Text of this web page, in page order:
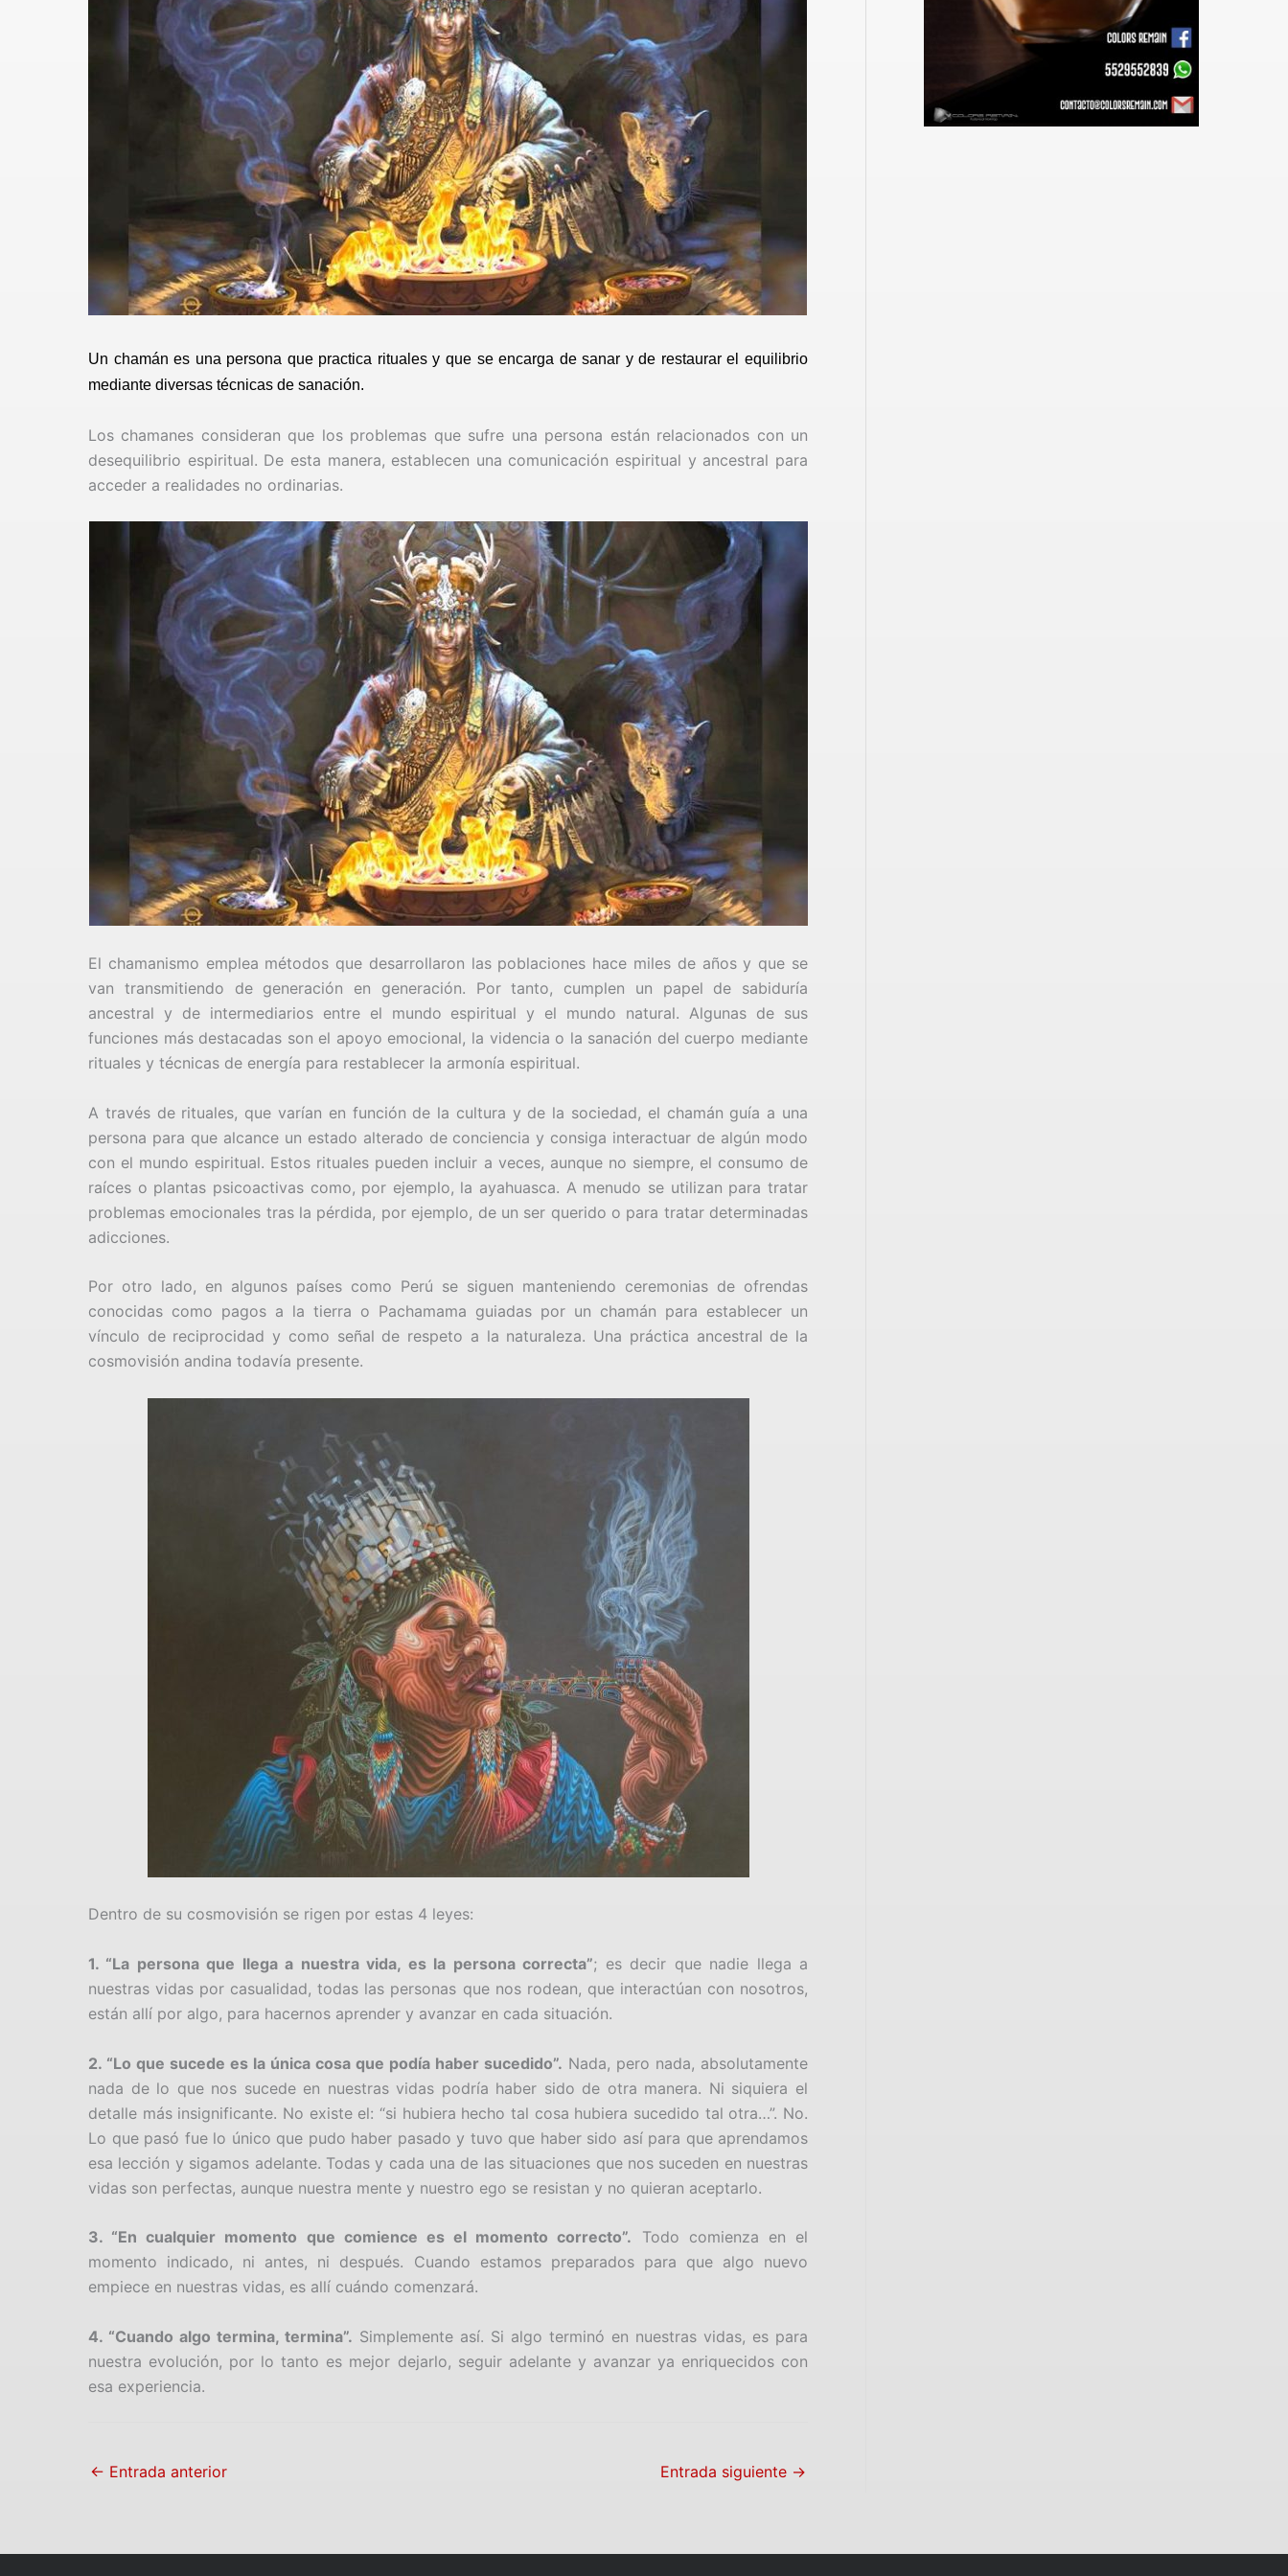
Un chamán es una persona que practica rituales y que se encarga de sanar y de restaurar el equilibrio
mediante diversas técnicas de sanación.
Los chamanes consideran que los problemas que sufre una persona están relacionados con un
desequilibrio espiritual. De esta manera, establecen una comunicación espiritual y ancestral para
acceder a realidades no ordinarias.
El chamanismo emplea métodos que desarrollaron las poblaciones hace miles de años y que se
van transmitiendo de generación en generación. Por tanto, cumplen un papel de sabiduría
ancestral y de intermediarios entre el mundo espiritual y el mundo natural. Algunas de sus
funciones más destacadas son el apoyo emocional, la videncia o la sanación del cuerpo mediante
rituales y técnicas de energía para restablecer la armonía espiritual.
A través de rituales, que varían en función de la cultura y de la sociedad, el chamán guía a una
persona para que alcance un estado alterado de conciencia y consiga interactuar de algún modo
con el mundo espiritual. Estos rituales pueden incluir a veces, aunque no siempre, el consumo de
raíces o plantas psicoactivas como, por ejemplo, la ayahuasca. A menudo se utilizan para tratar
problemas emocionales tras la pérdida, por ejemplo, de un ser querido o para tratar determinadas
adicciones.
Por otro lado, en algunos países como Perú se siguen manteniendo ceremonias de ofrendas
conocidas como pagos a la tierra o Pachamama guiadas por un chamán para establecer un
vínculo de reciprocidad y como señal de respeto a la naturaleza. Una práctica ancestral de la
cosmovisión andina todavía presente.
Dentro de su cosmovisión se rigen por estas 4 leyes:
1. “La persona que llega a nuestra vida, es la persona correcta”; es decir que nadie llega a
nuestras vidas por casualidad, todas las personas que nos rodean, que interactúan con nosotros,
están allí por algo, para hacernos aprender y avanzar en cada situación.
2. “Lo que sucede es la única cosa que podía haber sucedido”. Nada, pero nada, absolutamente
nada de lo que nos sucede en nuestras vidas podría haber sido de otra manera. Ni siquiera el
detalle más insignificante. No existe el: “si hubiera hecho tal cosa hubiera sucedido tal otra…”. No.
Lo que pasó fue lo único que pudo haber pasado y tuvo que haber sido así para que aprendamos
esa lección y sigamos adelante. Todas y cada una de las situaciones que nos suceden en nuestras
vidas son perfectas, aunque nuestra mente y nuestro ego se resistan y no quieran aceptarlo.
3. “En cualquier momento que comience es el momento correcto”. Todo comienza en el
momento indicado, ni antes, ni después. Cuando estamos preparados para que algo nuevo
empiece en nuestras vidas, es allí cuándo comenzará.
4. “Cuando algo termina, termina”. Simplemente así. Si algo terminó en nuestras vidas, es para
nuestra evolución, por lo tanto es mejor dejarlo, seguir adelante y avanzar ya enriquecidos con
esa experiencia.
← Entrada anterior Entrada siguiente →